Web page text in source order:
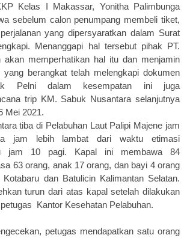
Kelas I Makassar, Yonitha Palimbunga
sebelum calon penumpang membeli tiket,
yang dipersyaratkan dalam Surat
Menanggapi hal tersebut pihak PT.
akan memperhatikan hal itu dan menjamin
yang berangkat telah melengkapi dokumen
Pelni dalam kesempatan ini juga
trip KM. Sabuk Nusantara selanjutnya
Mei 2021.
tiba di Pelabuhan Laut Palipi Majene jam
jam lebih lambat dari waktu etimasi
jam 10 pagi. Kapal ini membawa 84
63 orang, anak 17 orang, dan bayi 4 orang
dan Batulicin Kalimantan Selatan.
turun dari atas kapal setelah dilakukan
Kantor Kesehatan Pelabuhan.
petugas mendapatkan satu orang